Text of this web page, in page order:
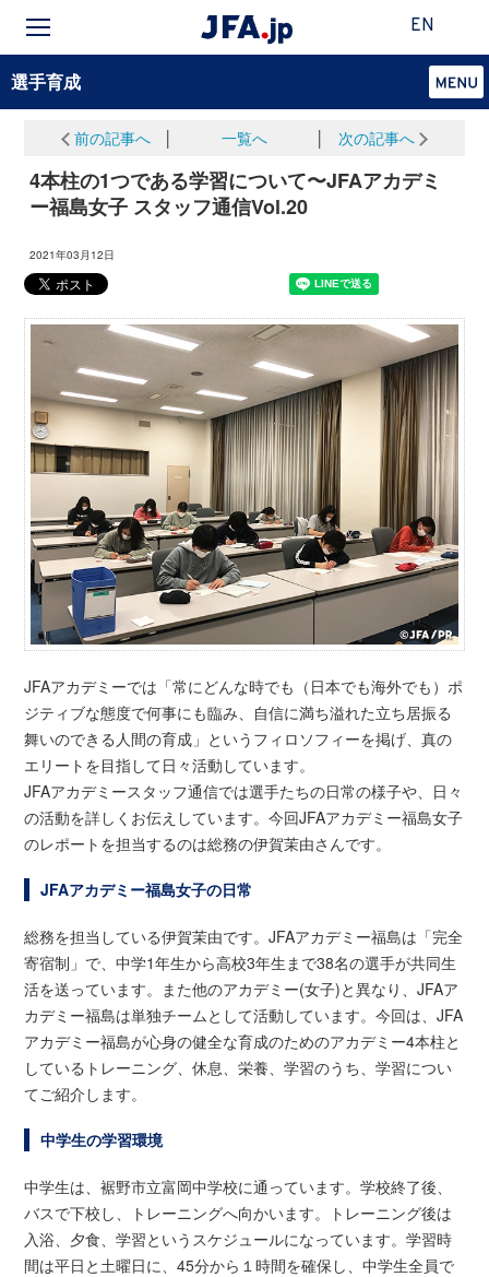
EN
選手育成
前の記事へ 一覧へ 次の記事へ
4本柱の1つである学習について〜JFAアカデミ
ー福島女子 スタッフ通信Vol.20
2021年03月12日
JFAアカデミーでは「常にどんな時でも（日本でも海外でも）ポ
ジティブな態度で何事にも臨み、自信に満ち溢れた立ち居振る
舞いのできる人間の育成」というフィロソフィーを掲げ、真の
エリートを目指して日々活動しています。
JFAアカデミースタッフ通信では選手たちの日常の様子や、日々
の活動を詳しくお伝えしています。今回JFAアカデミー福島女子
のレポートを担当するのは総務の伊賀茉由さんです。
JFAアカデミー福島女子の日常
総務を担当している伊賀茉由です。JFAアカデミー福島は「完全
寄宿制」で、中学1年生から高校3年生まで38名の選手が共同生
活を送っています。また他のアカデミー(女子)と異なり、JFAア
カデミー福島は単独チームとして活動しています。今回は、JFA
アカデミー福島が心身の健全な育成のためのアカデミー4本柱と
しているトレーニング、休息、栄養、学習のうち、学習につい
てご紹介します。
中学生の学習環境
中学生は、裾野市立富岡中学校に通っています。学校終了後、
バスで下校し、トレーニングへ向かいます。トレーニング後は
入浴、夕食、学習というスケジュールになっています。学習時
間は平日と土曜日に、45分から１時間を確保し、中学生全員で